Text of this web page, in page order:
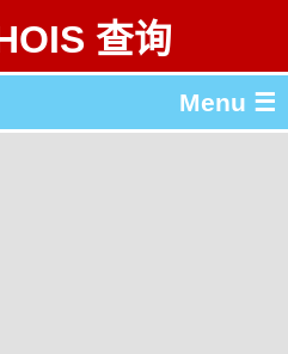
查询
Menu ☰